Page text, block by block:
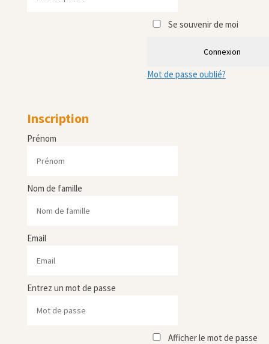
Se souvenir de moi
Connexion
Mot de passe oublié?
Inscription
Prénom
Nom de famille
Email
Entrez un mot de passe
Afficher le mot de passe